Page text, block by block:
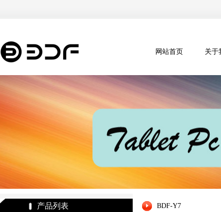
网站首页 关于
产品列表 BDF-Y7